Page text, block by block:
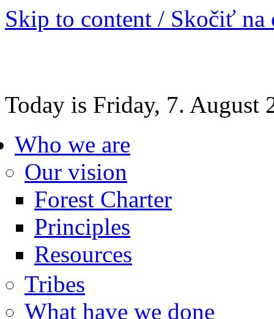
Skip to content / Skočiť na
Today is Friday, 7. August
Who we are
Our vision
Forest Charter
Principles
Resources
Tribes
What have we done